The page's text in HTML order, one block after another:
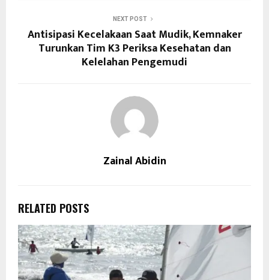
NEXT POST
Antisipasi Kecelakaan Saat Mudik, Kemnaker
Turunkan Tim K3 Periksa Kesehatan dan
Kelelahan Pengemudi
Zainal Abidin
RELATED POSTS